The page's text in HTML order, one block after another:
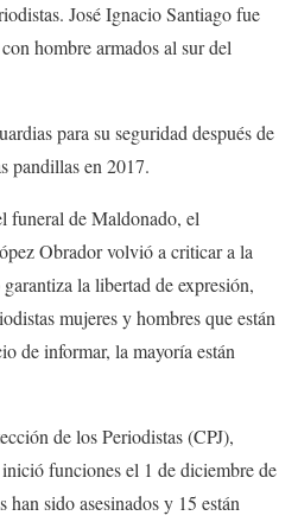
José Ignacio Santiago fue
hombre armados al sur del
para su seguridad después de
pandillas en 2017.
funeral de Maldonado, el
Obrador volvió a criticar a la
la libertad de expresión,
mujeres y hombres que están
de informar, la mayoría están
de los Periodistas (CPJ),
funciones el 1 de diciembre de
sido asesinados y 15 están